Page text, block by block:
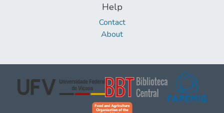
Help
Contact
About